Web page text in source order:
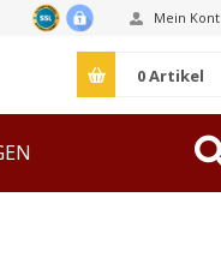
Mein
0Artikel